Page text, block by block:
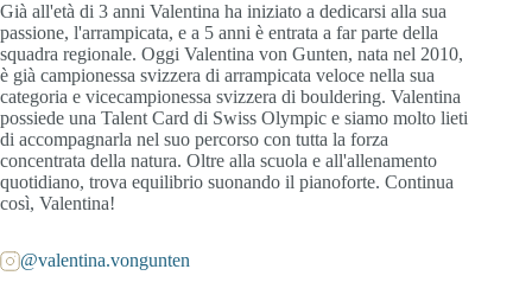
Già all'età di 3 anni Valentina ha iniziato a dedicarsi alla sua
passione, l'arrampicata, e a 5 anni è entrata a far parte della
squadra regionale. Oggi Valentina von Gunten, nata nel 2010,
è già campionessa svizzera di arrampicata veloce nella sua
categoria e vicecampionessa svizzera di bouldering. Valentina
possiede una Talent Card di Swiss Olympic e siamo molto lieti
di accompagnarla nel suo percorso con tutta la forza
concentrata della natura. Oltre alla scuola e all'allenamento
quotidiano, trova equilibrio suonando il pianoforte. Continua
così, Valentina!
@valentina.vongunten